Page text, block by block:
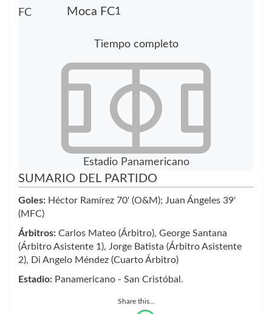
Moca FC1
Tiempo completo
Estadio Panamericano
SUMARIO DEL PARTIDO
Goles: Héctor Ramírez 70' (O&M); Juan Ángeles 39'
(MFC)
Árbitros: Carlos Mateo (Árbitro), George Santana
(Árbitro Asistente 1), Jorge Batista (Árbitro Asistente
2), Di Angelo Méndez (Cuarto Árbitro)
Estadio: Panamericano - San Cristóbal.
Share this...